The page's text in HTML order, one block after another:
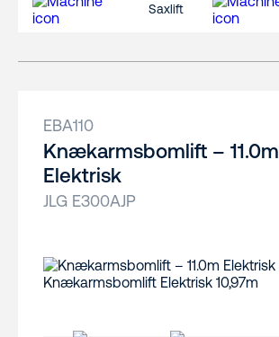
Saxlift
EBA110
Knækarmsbomlift – 11.0m
Elektrisk
JLG E300AJP